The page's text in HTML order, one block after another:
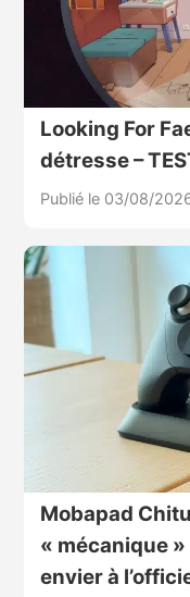
Looking For
détresse –
Publié le 03/08/
Mobapad
« mécanique »
envier à